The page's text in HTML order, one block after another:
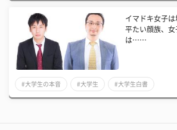
イマドキ女子
平たい顔族、
は……
#大学生の本音 #大学生 #大学生白書